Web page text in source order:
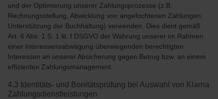
und der Optimierung unserer Zahlungsprozesse (z.B.
Rechnungsstellung, Abwicklung von angefochtenen Zahlungen,
Unterstützung der Buchhaltung) verwenden. Dies dient gemäß
Art. 6 Abs. 1 S. 1 lit. f DSGVO der Wahrung unserer im Rahmen
einer Interessensabwägung überwiegenden berechtigten
Interessen an unserer Absicherung gegen Betrug bzw. an einem
effizienten Zahlungsmanagement.
4.3 Identitäts- und Bonitätsprüfung bei Auswahl von Klarna
Zahlungsdienstleistungen